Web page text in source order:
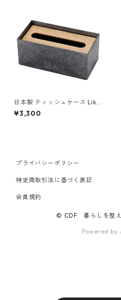
日本製 ティッシュケース Like
-it ライクイット ティッシュボ
ックス リバーシブル木蓋 THR
¥3,300
プライバシーポリシー
特定商取引法に基づく表記
会員規約
© CDF 暮らしを整え
Powered by